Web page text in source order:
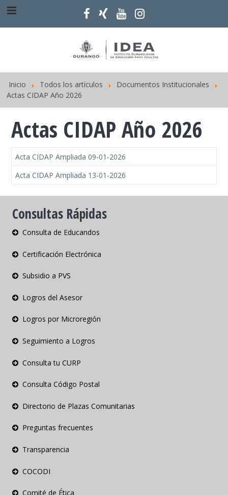
Inicio Todos los artículos
Documentos Institucionales
Actas CIDAP Año 2026
Actas CIDAP Año 2026
Acta CIDAP Ampliada 09-01-2026
Acta CIDAP Ampliada 13-01-2026
Consultas Rápidas
Consulta de Educandos
Certificación Electrónica
Subsidio a PVS
Logros del Asesor
Logros por Microregión
Seguimiento a Logros
Consulta tu CURP
Consulta Código Postal
Directorio de Plazas Comunitarias
Preguntas frecuentes
Transparencia
COCODI
Comité de Ética